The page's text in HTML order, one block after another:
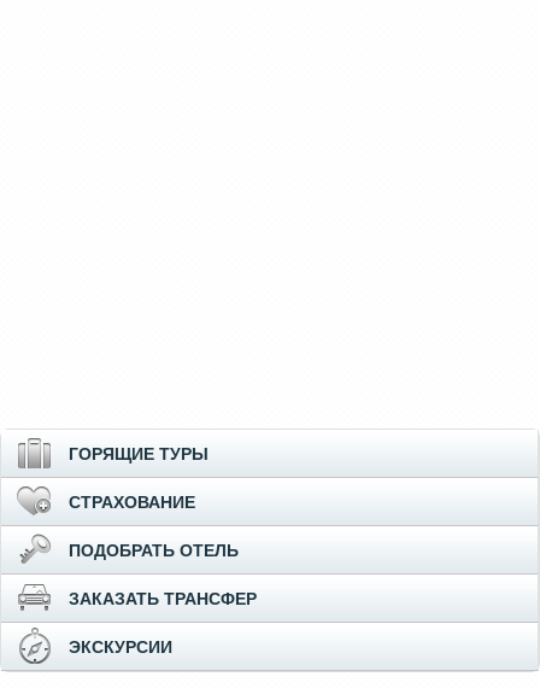
ГОРЯЩИЕ ТУРЫ
СТРАХОВАНИЕ
ПОДОБРАТЬ ОТЕЛЬ
ЗАКАЗАТЬ ТРАНСФЕР
ЭКСКУРСИИ